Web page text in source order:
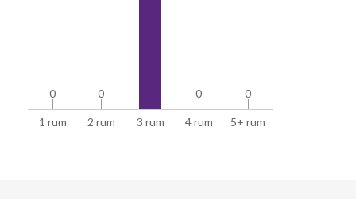
1 rum 2 rum 3 rum 4 rum 5+ rum
0
0 0
0 0
0 0
0